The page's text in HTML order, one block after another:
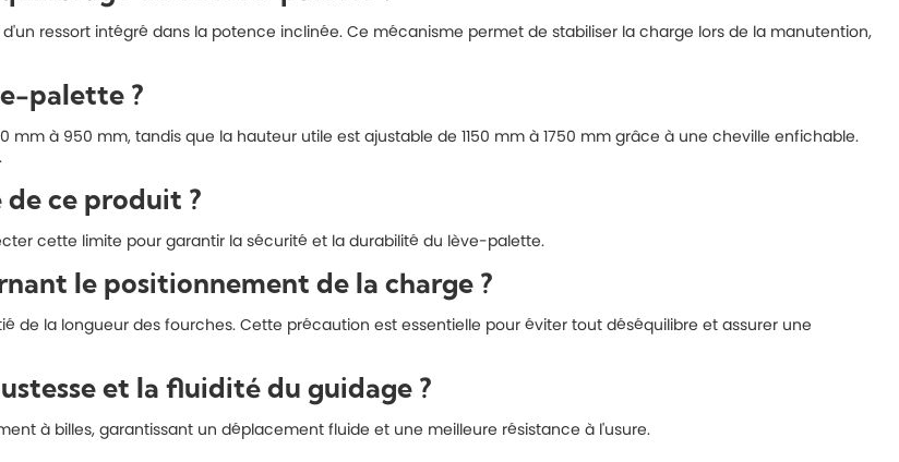
ressort intégré dans la potence inclinée. Ce mécanisme permet de stabiliser la charge lors de la manutention,
palette ?
à 950 mm, tandis que la hauteur utile est ajustable de 1150 mm à 1750 mm grâce à une cheville enfichable.
ce produit ?
cette limite pour garantir la sécurité et la durabilité du lève-palette.
le positionnement de la charge ?
de la longueur des fourches. Cette précaution est essentielle pour éviter tout déséquilibre et assurer une
et la fluidité du guidage ?
à billes, garantissant un déplacement fluide et une meilleure résistance à l'usure.